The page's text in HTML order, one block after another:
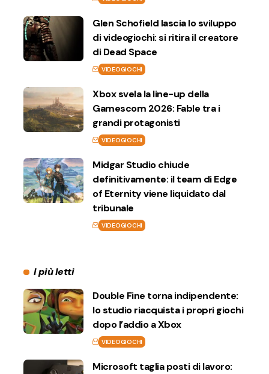
Glen Schofield lascia lo sviluppo
di videogiochi: si ritira il creatore
di Dead Space
VIDEOGIOCHI
Xbox svela la line-up della
Gamescom 2026: Fable tra i
grandi protagonisti
VIDEOGIOCHI
Midgar Studio chiude
definitivamente: il team di Edge
of Eternity viene liquidato dal
tribunale
VIDEOGIOCHI
I più letti
Double Fine torna indipendente:
lo studio riacquista i propri giochi
dopo l’addio a Xbox
VIDEOGIOCHI
Microsoft taglia posti di lavoro: